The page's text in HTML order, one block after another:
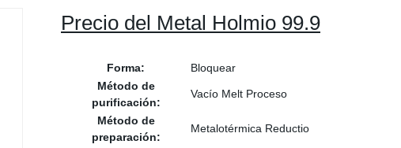
Precio del Metal Holmio 99.9
Forma:
Bloquear
Método de
purificación:
Vacío Melt Proceso
Método de
preparación:
Metalotérmica Reductio